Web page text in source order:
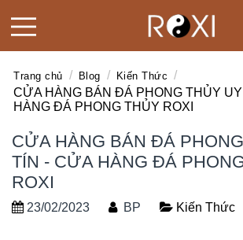
Trang chủ / Blog / Kiến Thức /
CỬA HÀNG BÁN ĐÁ PHONG THỦY
HÀNG ĐÁ PHONG THỦY ROXI
CỬA HÀNG BÁN ĐÁ
TÍN - CỬA HÀNG ĐÁ
ROXI
23/02/2023 BP Kiến Thức